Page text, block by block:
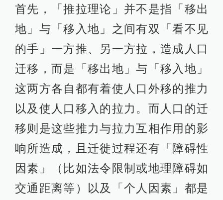
首先，「推拉理论」并不是指「移出
地」与「移入地」之间有双「看不见
的手」一方推、另一方拉，造成人口
迁移，而是「移出地」与「移入地」
这两方各自都有着使人口外移的推力
以及使人口移入的拉力。而人口的迁
移则是这些推力与拉力互相作用的影
响所造成，且迁徙过程还有「障碍性
因素」（比如法令限制或地理障碍如
交通距离等）以及「个人因素」都是